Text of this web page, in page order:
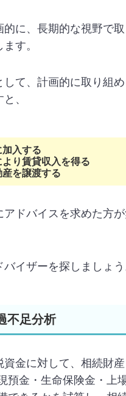
的に、長期的な視野で
す。
して、計画的に取り組
、
加入する
より賃貸収入を得る
産を譲渡する
アドバイスを求めた方
イザーを探しましょう
不足分析
資金に対して、相続財
預金・生命保険金・上